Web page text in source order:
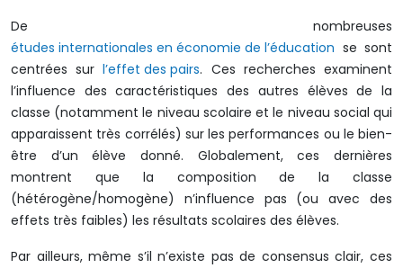
De nombreuses
études internationales en économie de l’éducation se sont
centrées surl’effet des pairs. Ces recherches examinent
l’influence des caractéristiques des autres élèves de la
classe (notamment le niveau scolaire et le niveau social qui
apparaissent très corrélés) sur les performances ou le bien-
être d’un élève donné. Globalement, ces dernières
montrent que la composition de la classe
(hétérogène/homogène) n’influence pas (ou avec des
effets très faibles) les résultats scolaires des élèves.
Par ailleurs, même s’il n’existe pas de consensus clair, ces